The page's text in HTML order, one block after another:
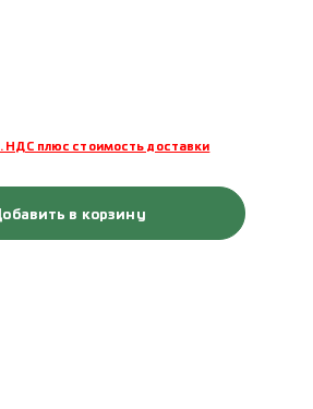
НДС плюс стоимость доставки
в корзину